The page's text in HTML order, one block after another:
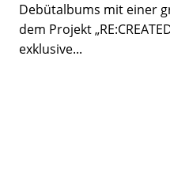
Debütalbums mit einer
dem Projekt
exklusive...